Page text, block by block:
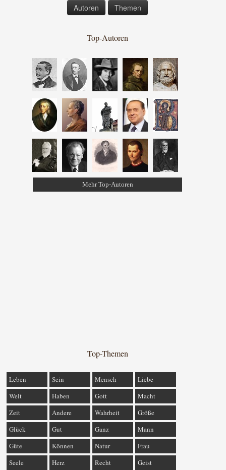
Autoren Themen
Top-Autoren
Mehr Top-Autoren
Top-Themen
Leben Sein Mensch
Liebe
Welt
Haben Gott
Macht
Zeit
Andere Wahrheit
Größe
Glück
Gut Ganz
Mann
Güte
Können Natur
Frau
Seele
Herz Recht Geist